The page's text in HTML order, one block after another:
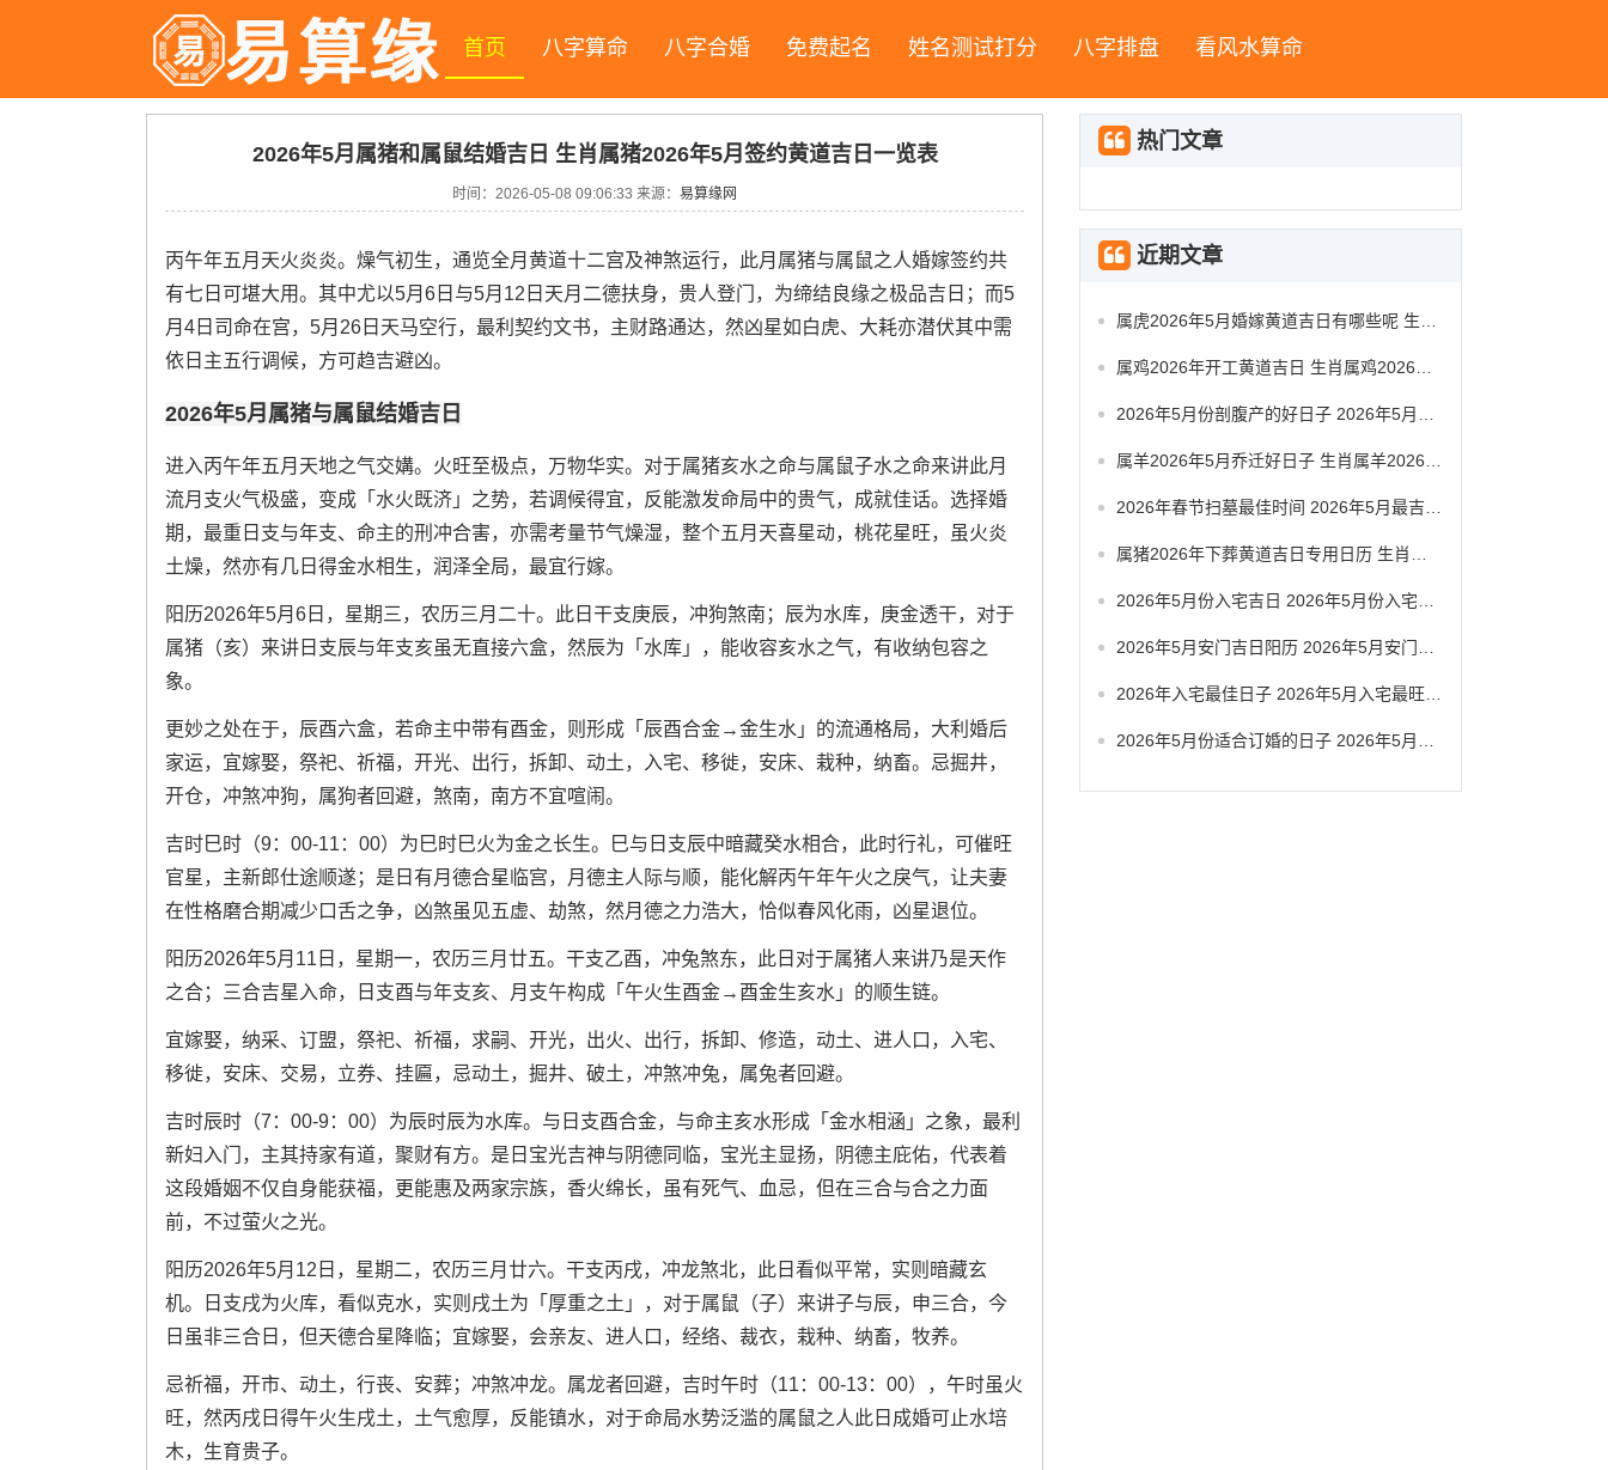
首页 八字算命 八字合婚 免费起名 姓名测试打分 八字排盘 看风水算命
2026年5月属猪和属鼠结婚吉日 生肖属猪2026年5月签约黄道吉日一览表
时间： 2026-05-08 09:06:33 来源： 易算缘网
丙午年五月天火炎炎。燥气初生，通览全月黄道十二宫及神煞运行，此月属猪与属鼠之人婚嫁签约共
有七日可堪大用。其中尤以5月6日与5月12日天月二德扶身，贵人登门，为缔结良缘之极品吉日；而5
月4日司命在宫，5月26日天马空行，最利契约文书，主财路通达，然凶星如白虎、大耗亦潜伏其中需
依日主五行调候，方可趋吉避凶。
2026年5月属猪与属鼠结婚吉日
进入丙午年五月天地之气交媾。火旺至极点，万物华实。对于属猪亥水之命与属鼠子水之命来讲此月
流月支火气极盛，变成「水火既济」之势，若调候得宜，反能激发命局中的贵气，成就佳话。选择婚
期，最重日支与年支、命主的刑冲合害，亦需考量节气燥湿，整个五月天喜星动，桃花星旺，虽火炎
土燥，然亦有几日得金水相生，润泽全局，最宜行嫁。
阳历2026年5月6日，星期三，农历三月二十。此日干支庚辰，冲狗煞南；辰为水库，庚金透干，对于
属猪（亥）来讲日支辰与年支亥虽无直接六盒，然辰为「水库」，能收容亥水之气，有收纳包容之
象。
更妙之处在于，辰酉六盒，若命主中带有酉金，则形成「辰酉合金→金生水」的流通格局，大利婚后
家运，宜嫁娶，祭祀、祈福，开光、出行，拆卸、动土，入宅、移徙，安床、栽种，纳畜。忌掘井，
开仓，冲煞冲狗，属狗者回避，煞南，南方不宜喧闹。
吉时巳时（9：00-11：00）为巳时巳火为金之长生。巳与日支辰中暗藏癸水相合，此时行礼，可催旺
官星，主新郎仕途顺遂；是日有月德合星临宫，月德主人际与顺，能化解丙午年午火之戾气，让夫妻
在性格磨合期减少口舌之争，凶煞虽见五虚、劫煞，然月德之力浩大，恰似春风化雨，凶星退位。
阳历2026年5月11日，星期一，农历三月廿五。干支乙酉，冲兔煞东，此日对于属猪人来讲乃是天作
之合；三合吉星入命，日支酉与年支亥、月支午构成「午火生酉金→酉金生亥水」的顺生链。
宜嫁娶，纳采、订盟，祭祀、祈福，求嗣、开光，出火、出行，拆卸、修造，动土、进人口，入宅、
移徙，安床、交易，立券、挂匾，忌动土，掘井、破土，冲煞冲兔，属兔者回避。
吉时辰时（7：00-9：00）为辰时辰为水库。与日支酉合金，与命主亥水形成「金水相涵」之象，最利
新妇入门，主其持家有道，聚财有方。是日宝光吉神与阴德同临，宝光主显扬，阴德主庇佑，代表着
这段婚姻不仅自身能获福，更能惠及两家宗族，香火绵长，虽有死气、血忌，但在三合与合之力面
前，不过萤火之光。
阳历2026年5月12日，星期二，农历三月廿六。干支丙戌，冲龙煞北，此日看似平常，实则暗藏玄
机。日支戌为火库，看似克水，实则戌土为「厚重之土」，对于属鼠（子）来讲子与辰，申三合，今
日虽非三合日，但天德合星降临；宜嫁娶，会亲友、进人口，经络、裁衣，栽种、纳畜，牧养。
忌祈福，开市、动土，行丧、安葬；冲煞冲龙。属龙者回避，吉时午时（11：00-13：00），午时虽火
旺，然丙戌日得午火生戌土，土气愈厚，反能镇水，对于命局水势泛滥的属鼠之人此日成婚可止水培
木，生育贵子。
热门文章
近期文章